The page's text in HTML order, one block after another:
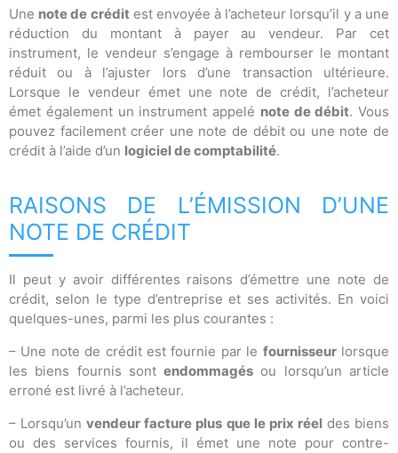
Une note de créditest envoyée à l’acheteur lorsqu’il y a une
réduction du montant à payer au vendeur. Par cet
instrument, le vendeur s’engage à rembourser le montant
réduit ou à l’ajuster lors d’une transaction ultérieure.
Lorsque le vendeur émet une note de crédit, l’acheteur
émet également un instrument appelé note de débit. Vous
pouvez facilement créer une note de débit ou une note de
crédit à l’aide d’un logiciel de comptabilité.
RAISONS DE L’ÉMISSION D’UNE
NOTE DE CRÉDIT
Il peut y avoir différentes raisons d’émettre une note de
crédit, selon le type d’entreprise et ses activités. En voici
quelques-unes, parmi les plus courantes :
– Une note de crédit est fournie par le fournisseurlorsque
les biens fournis sontendommagés ou lorsqu’un article
erroné est livré à l’acheteur.
– Lorsqu’unvendeur facture plus que le prix réel des biens
ou des services fournis, il émet une note pour contre-